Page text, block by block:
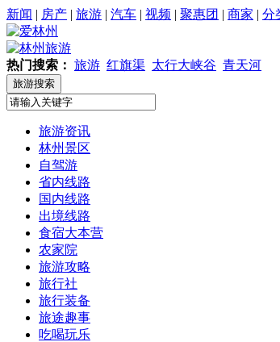
新闻 | 房产 | 旅游 | 汽车 | 视频 | 聚惠团 | 商家 | 分
热门搜索： 旅游 红旗渠 太行大峡谷 青天河
旅游资讯
林州景区
自驾游
省内线路
国内线路
出境线路
食宿大本营
农家院
旅游攻略
旅行社
旅行装备
旅途趣事
吃喝玩乐